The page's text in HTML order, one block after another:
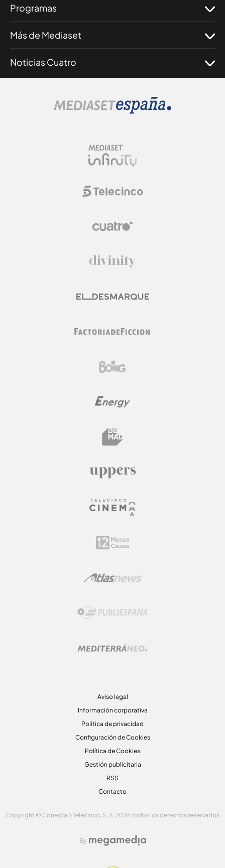
Programas
Más de Mediaset
Noticias Cuatro
Aviso legal
Información corporativa
Politica de privacidad
Configuración de Cookies
Política de Cookies
Gestión publicitaria
RSS
Contacto
Copyright © Conecta 5 Telecinco, S. A. 2026 Todos los derechos reservados
By